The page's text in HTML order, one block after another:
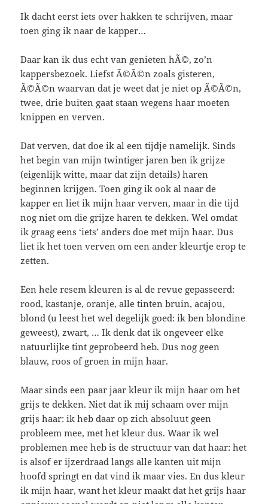
Ik dacht eerst iets over hakken te schrijven, maar
toen ging ik naar de kapper…
Daar kan ik dus echt van genieten hÃ©, zo’n
kappersbezoek. Liefst Ã©Ã©n zoals gisteren,
Ã©Ã©n waarvan dat je weet dat je niet op Ã©Ã©n,
twee, drie buiten gaat staan wegens haar moeten
knippen en verven.
Dat verven, dat doe ik al een tijdje namelijk. Sinds
het begin van mijn twintiger jaren ben ik grijze
(eigenlijk witte, maar dat zijn details) haren
beginnen krijgen. Toen ging ik ook al naar de
kapper en liet ik mijn haar verven, maar in die tijd
nog niet om die grijze haren te dekken. Wel omdat
ik graag eens ‘iets’ anders doe met mijn haar. Dus
liet ik het toen verven om een ander kleurtje erop te
zetten.
Een hele resem kleuren is al de revue gepasseerd:
rood, kastanje, oranje, alle tinten bruin, acajou,
blond (u leest het wel degelijk goed: ik ben blondine
geweest), zwart, … Ik denk dat ik ongeveer elke
natuurlijke tint geprobeerd heb. Dus nog geen
blauw, roos of groen in mijn haar.
Maar sinds een paar jaar kleur ik mijn haar om het
grijs te dekken. Niet dat ik mij schaam over mijn
grijs haar: ik heb daar op zich absoluut geen
probleem mee, met het kleur dus. Waar ik wel
problemen mee heb is de structuur van dat haar: het
is alsof er ijzerdraad langs alle kanten uit mijn
hoofd springt en dat vind ik maar vies. En dus kleur
ik mijn haar, want het kleur maakt dat het grijs haar